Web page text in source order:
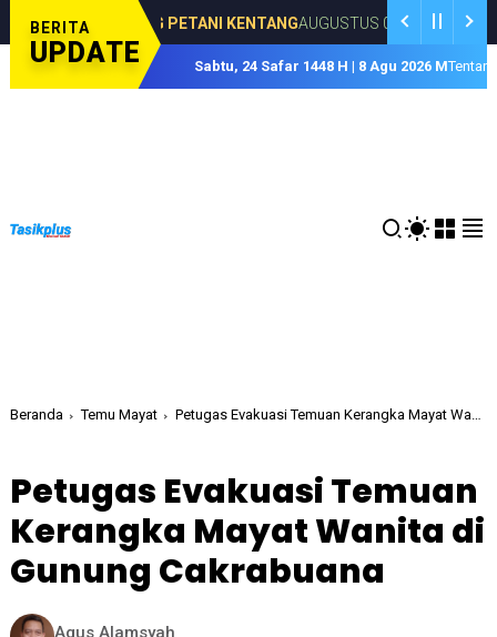
BERITA
UPDATE
DUKUNG PETANI KENTANGAUGUSTUS 07, 2026 Sukses
Sabtu, 24 Safar 1448 H | 8 Agu 2026 M
Beranda Temu Mayat Petugas Evakuasi Temuan Kerangka Mayat Wanita di Gunung Cakrabuana
Petugas Evakuasi Temuan
Kerangka Mayat Wanita di
Gunung Cakrabuana
Agus Alamsyah